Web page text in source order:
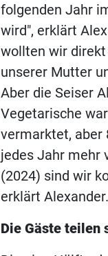
folgenden Jahr
wird", erklärt
wollten wir direkt
unserer Mutter
Aber die Seiser
Vegetarische
vermarktet, aber
jedes Jahr mehr
(2024) sind wir
erklärt Alexander.
Die Gäste teilen